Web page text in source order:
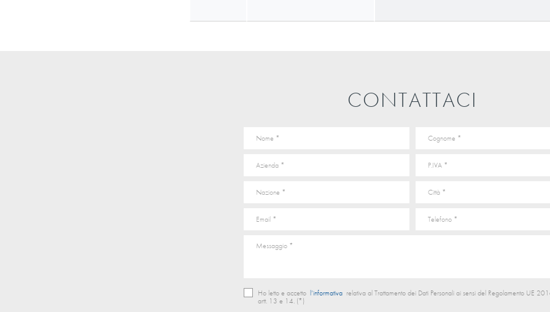
CONTATTACI
Ho letto e accetto l’informativa relativa al Trattamento dei Dati Personali ai sensi del Regolamento UE
artt. 13 e 14. (*)